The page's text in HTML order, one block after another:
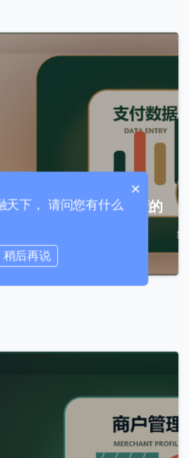
0
水，而是企业经营决策的
0 / 180
间：
×
天下， 请问您有什么
稍后再说